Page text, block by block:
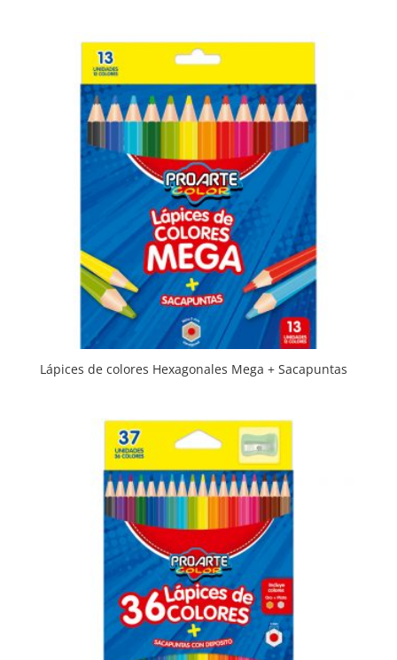
Lápices de colores Hexagonales Mega + Sacapuntas